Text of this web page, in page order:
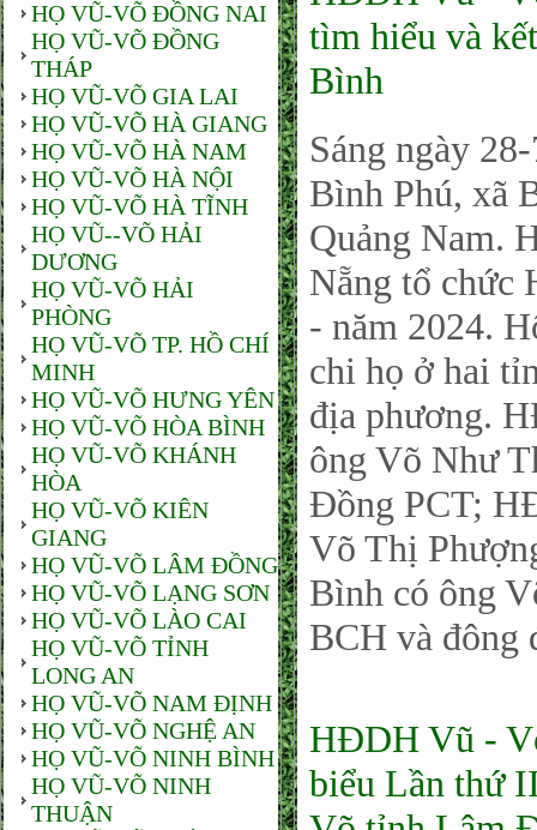
HỌ VŨ-VÕ ĐỒNG NAI
HỌ VŨ-VÕ ĐỒNG
THÁP
HỌ VŨ-VÕ GIA LAI
HỌ VŨ-VÕ HÀ GIANG
HỌ VŨ-VÕ HÀ NAM
HỌ VŨ-VÕ HÀ NỘI
HỌ VŨ-VÕ HÀ TĨNH
HỌ VŨ--VÕ HẢI
DƯƠNG
HỌ VŨ-VÕ HẢI
PHÒNG
HỌ VŨ-VÕ TP. HỒ CHÍ
MINH
HỌ VŨ-VÕ HƯNG YÊN
HỌ VŨ-VÕ HÒA BÌNH
HỌ VŨ-VÕ KHÁNH
HÒA
HỌ VŨ-VÕ KIÊN
GIANG
HỌ VŨ-VÕ LÂM ĐỒNG
HỌ VŨ-VÕ LẠNG SƠN
HỌ VŨ-VÕ LÀO CAI
HỌ VŨ-VÕ TỈNH
LONG AN
HỌ VŨ-VÕ NAM ĐỊNH
HỌ VŨ-VÕ NGHỆ AN
HỌ VŨ-VÕ NINH BÌNH
HỌ VŨ-VÕ NINH
THUẬN
tìm hiểu và
Bình
Sáng ngày
Bình Phú, xã
Quảng Nam.
Nẵng tổ chức
- năm 2024.
chi họ ở hai
địa phương.
ông Võ Như
Đồng PCT;
Võ Thị
Bình có ông
BCH và đông
HĐDH Vũ -
biểu Lần thứ